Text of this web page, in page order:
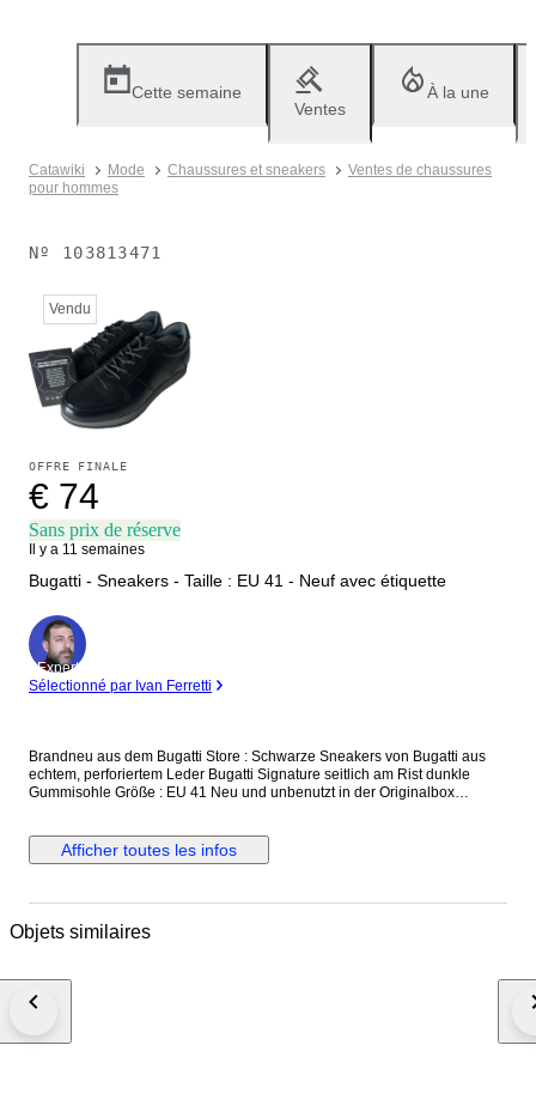
Cette semaine
Ventes
À la une
Catawiki Mode Chaussures et sneakers
Ventes de chaussures
pour hommes
Nº 103813471
Vendu
OFFRE FINALE
€ 74
Sans prix de réserve
Il y a 11 semaines
Bugatti - Sneakers - Taille : EU 41 - Neuf avec étiquette
Expert
Sélectionné par Ivan Ferretti
Brandneu aus dem Bugatti Store : Schwarze Sneakers von Bugatti aus
echtem, perforiertem Leder Bugatti Signature seitlich am Rist dunkle
Gummisohle Größe : EU 41 Neu und unbenutzt in der Originalbox
Afficher toutes les infos
Objets similaires